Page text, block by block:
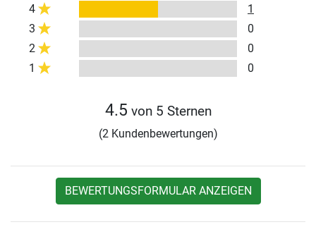
4
1
3
0
2
0
1
0
4.5 von 5 Sternen
(2 Kundenbewertungen)
BEWERTUNGSFORMULAR ANZEIGEN